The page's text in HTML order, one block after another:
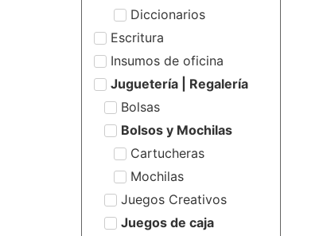
Diccionarios
Escritura
Insumos de oficina
Juguetería | Regalería
Bolsas
Bolsos y Mochilas
Cartucheras
Mochilas
Juegos Creativos
Juegos de caja